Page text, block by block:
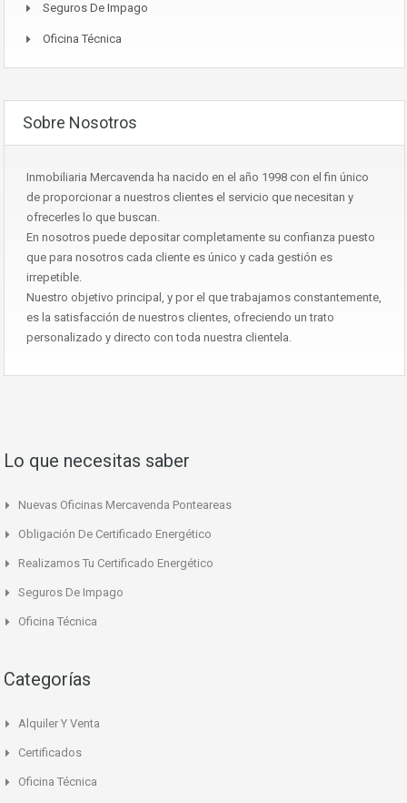
Seguros De Impago
Oficina Técnica
Sobre Nosotros
Inmobiliaria Mercavenda ha nacido en el año 1998 con el fin único
de proporcionar a nuestros clientes el servicio que necesitan y
ofrecerles lo que buscan.
En nosotros puede depositar completamente su confianza puesto
que para nosotros cada cliente es único y cada gestión es
irrepetible.
Nuestro objetivo principal, y por el que trabajamos constantemente,
es la satisfacción de nuestros clientes, ofreciendo un trato
personalizado y directo con toda nuestra clientela.
Lo que necesitas saber
Nuevas Oficinas Mercavenda Ponteareas
Obligación De Certificado Energético
Realizamos Tu Certificado Energético
Seguros De Impago
Oficina Técnica
Categorías
Alquiler Y Venta
Certificados
Oficina Técnica